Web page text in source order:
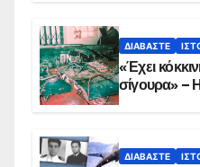
ΔΙΑΒΆΣΤΕ
«Έχει
σίγουρα» –
ΔΙΑΒΆΣΤΕ